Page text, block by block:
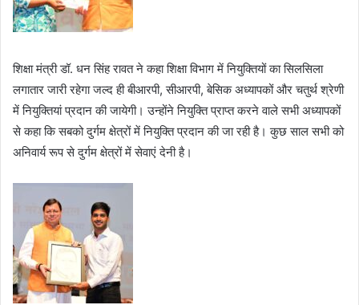
शिक्षा मंत्री डॉ. धन सिंह रावत ने कहा शिक्षा विभाग में नियुक्तियों का सिलसिला
लगातार जारी रहेगा जल्द ही बीआरपी, सीआरपी, बेसिक अध्यापकों और चतुर्थ श्रेणी
में नियुक्तियां प्रदान की जायेगी। उन्होंने नियुक्ति प्राप्त करने वाले सभी अध्यापकों
से कहा कि सबको दुर्गम क्षेत्रों में नियुक्ति प्रदान की जा रही है। कुछ साल सभी को
अनिवार्य रूप से दुर्गम क्षेत्रों में सेवाएं देनी है।